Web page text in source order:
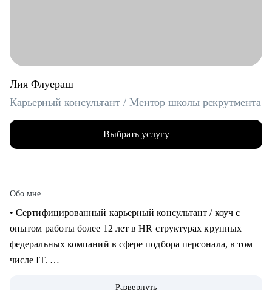
Лия Флуераш
Карьерный консультант / Ментор школы рекрутмента
Выбрать услугу
Обо мне
• Сертифицированный карьерный консультант / коуч с
опытом работы более 12 лет в HR структурах крупных
федеральных компаний в сфере подбора персонала, в том
числе IT.
Развернуть